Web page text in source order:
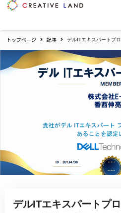
ク
エ
イ
テ
ィ
ブ
トップページ 記事 デルITエキスパートプ
デルITエキスパートプ